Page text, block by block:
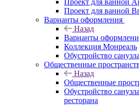
Проект для ванной
Проект для ванной
Варианты оформления
Назад
Варианты
Коллекция Монреаль
Обустройство
Общественные
Назад
Общественные
Обустройство
ресторана